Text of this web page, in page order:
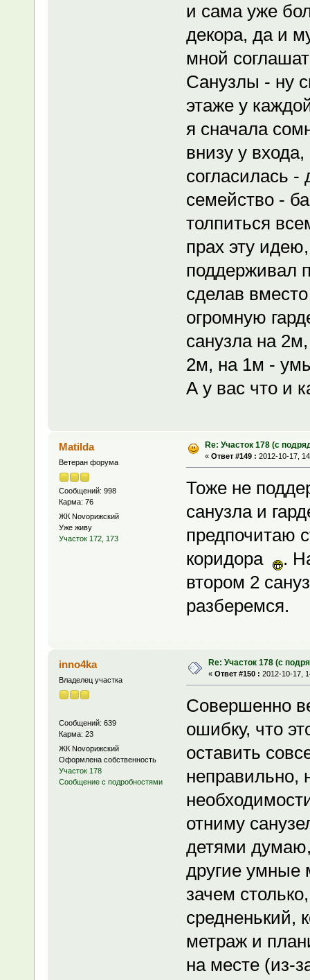
и сама уже
декора, да и
мной
Санузлы - ну
этаже у
я сначала
внизу у
согласилась -
семейство -
толпиться
прах эту
поддерживал
сделав
огромную
санузла на
2м, на 1м -
А у вас что и
Matilda
Ветеран форума
Сообщений: 998
Карма: 76
ЖК Novoрижский
Уже живу
Участок 172, 173
Re: Участок 178 (с
« Ответ #149 : 2012-10-17,
Тоже не
санузла и
предпочитаю
коридора
.
втором 2
разберемся.
inno4ka
Владелец участка
Сообщений: 639
Карма: 23
ЖК Novoрижский
Оформлена собственность
Участок 178
Сообщение с подробностями
Re: Участок 178 (с
« Ответ #150 : 2012-10-17,
Совершенно
ошибку, что
оставить
неправильно,
отниму
детями
другие умные
зачем
средненький,
метраж и
на месте (из-